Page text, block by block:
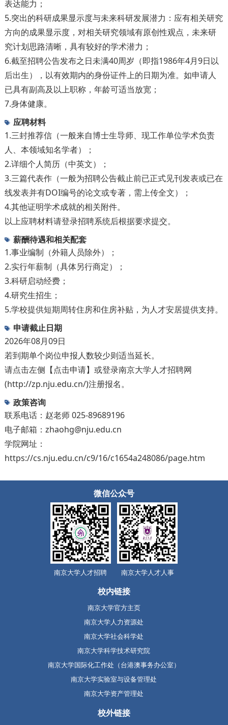
表达能力；
5.突出的科研成果显示度与未来科研发展潜力：应有相关研究
方向的成果显示度，对相关研究领域有原创性观点，未来研
究计划思路清晰，具有较好的学术潜力；
6.截至招聘公告发布之日未满40周岁（即指1986年4月9日以
后出生），以有效期内的身份证件上的日期为准。如申请人
已具有副高及以上职称，年龄可适当放宽；
7.身体健康。
应聘材料
1.三封推荐信（一般来自博士生导师、现工作单位学术负责
人、本领域知名学者）；
2.详细个人简历（中英文）；
3.三篇代表作（一般为招聘公告截止前已正式见刊发表或已在
线发表并有DOI编号的论文或专著，需上传全文）；
4.其他证明学术成就的相关附件。
以上应聘材料请登录招聘系统后根据要求提交。
薪酬待遇和相关配套
1.事业编制（外籍人员除外）；
2.实行年薪制（具体另行商定）；
3.科研启动经费；
4.研究生招生；
5.学校提供短期周转住房和住房补贴，为人才安居提供支持。
申请截止日期
2026年08月09日
若到期单个岗位申报人数较少则适当延长。
请点击左侧【点击申请】或登录南京大学人才招聘网
(http://zp.nju.edu.cn/)注册报名。
政策咨询
联系电话：赵老师 025-89689196
电子邮箱：zhaohg@nju.edu.cn
学院网址：
https://cs.nju.edu.cn/c9/16/c1654a248086/page.htm
微信公众号
南京大学人才招聘 南京大学人才人事
校内链接
南京大学官方主页
南京大学人力资源处
南京大学社会科学处
南京大学科学技术研究院
南京大学国际化工作处（台港澳事务办公室）
南京大学实验室与设备管理处
南京大学资产管理处
校外链接